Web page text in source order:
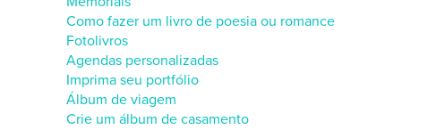
Como fazer um livro de poesia ou romance
Fotolivros
Agendas personalizadas
Imprima seu portfólio
Álbum de viagem
Crie um álbum de casamento